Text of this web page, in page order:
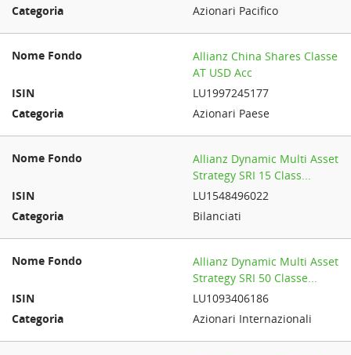
Azionari Pacifico
Allianz China Shares Classe
AT USD Acc
LU1997245177
Azionari Paese
Allianz Dynamic Multi Asset
Strategy SRI 15 Class...
LU1548496022
Bilanciati
Allianz Dynamic Multi Asset
Strategy SRI 50 Classe...
LU1093406186
Azionari Internazionali